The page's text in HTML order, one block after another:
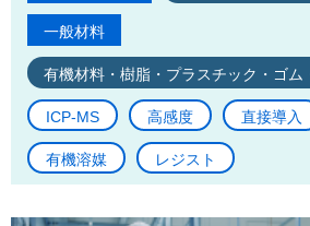
一般材料
有機材料・樹脂・プラスチック・ゴム
ICP-MS 高感度 直接導入
有機溶媒 レジスト